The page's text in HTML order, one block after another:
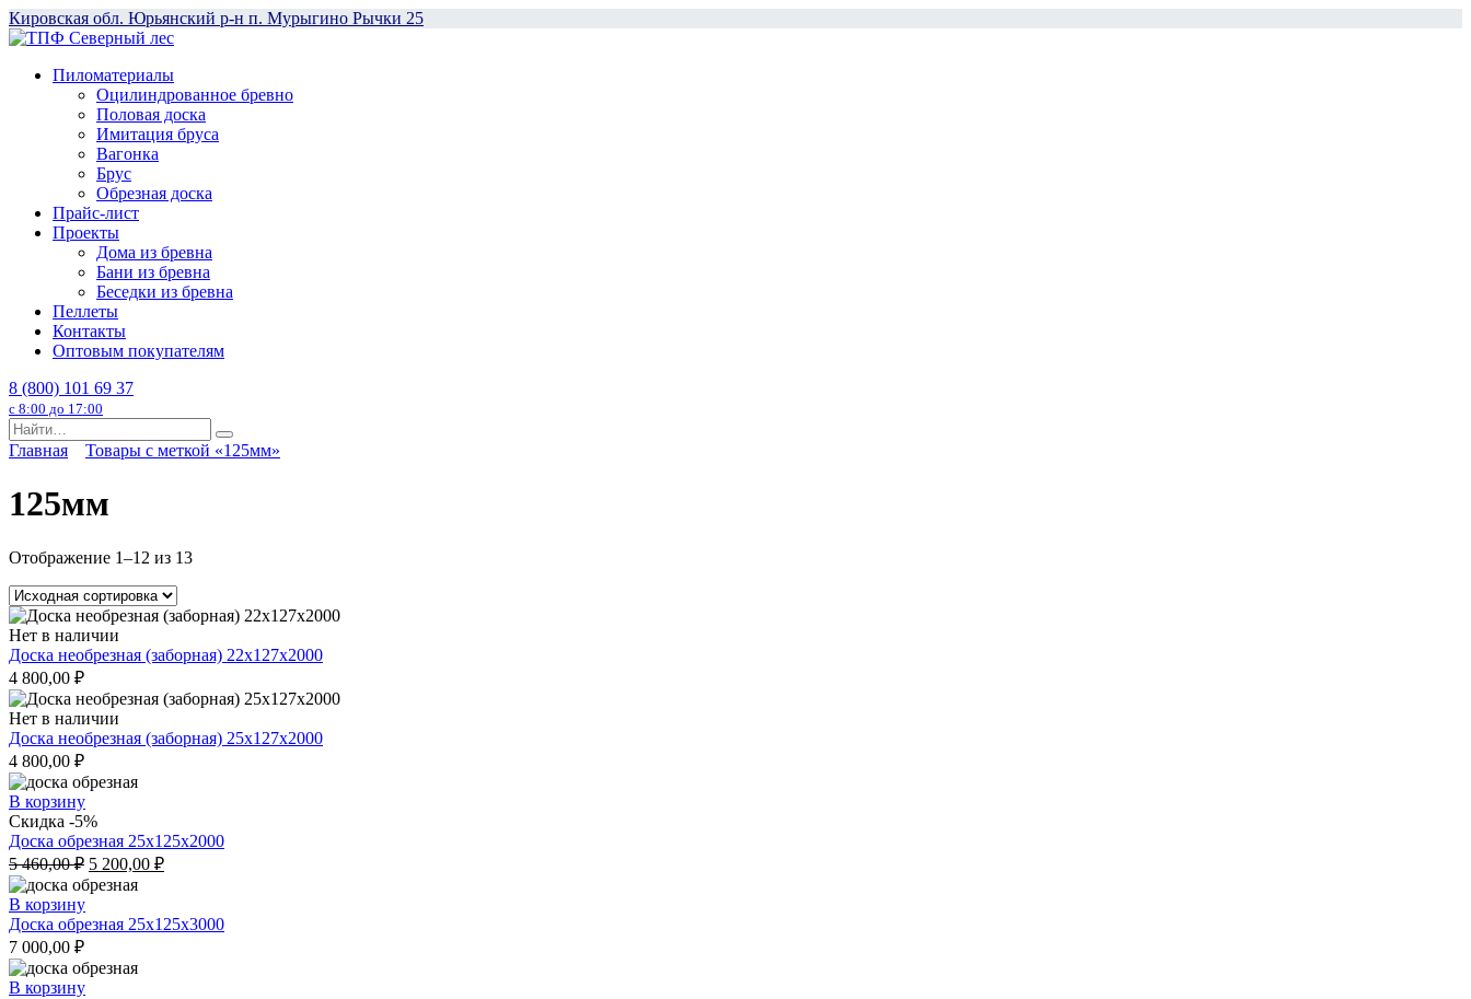
Перейти
к
Кировская обл. Юрьянский р-н п. Мурыгино Рычки 25
Пиломатериалы
Оцилиндрованное бревно
Половая доска
Имитация бруса
Вагонка
Брус
Обрезная доска
Прайс-лист
Проекты
Дома из бревна
Бани из бревна
Беседки из бревна
Пеллеты
Контакты
Оптовым покупателям
8 (800) 101 69 37
с 8:00 до 17:00
Search
for:
Главная Товары с меткой «125мм»
125мм
Отображение 1–12 из 13
Нет в наличии
Доска необрезная (заборная) 22х127х2000
4 800,00 ₽
Нет в наличии
Доска необрезная (заборная) 25х127х2000
4 800,00 ₽
В корзину
Скидка -5%
Доска обрезная 25x125x2000
5 460,00₽ Первоначальная
цена
составляла
5
5 200,00 ₽Текущая
200,00 ₽.
В корзину
Доска обрезная 25x125x3000
7 000,00 ₽
В корзину